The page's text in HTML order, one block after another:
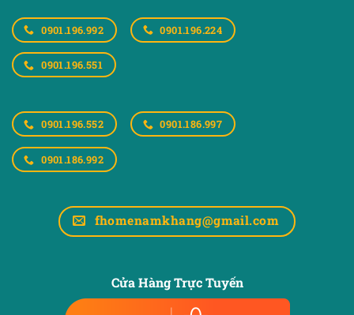
0901.196.992 0901.196.224
0901.196.551
0901.196.552 0901.186.997
0901.186.992
fhomenamkhang@gmail.com
Cửa Hàng Trực Tuyến